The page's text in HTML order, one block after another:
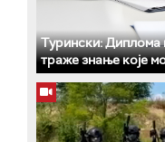
Турински: Диплома
траже знање које